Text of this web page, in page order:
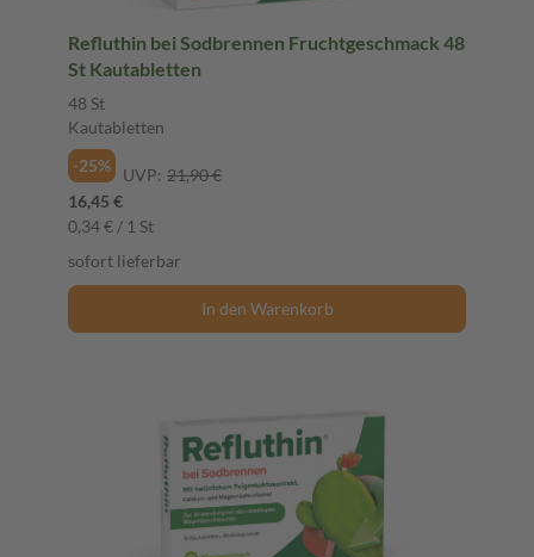
Refluthin bei Sodbrennen Fruchtgeschmack 48
St Kautabletten
48 St
Kautabletten
-25%
UVP: 21,90 €
16,45 €
0,34 € / 1 St
sofort lieferbar
In den Warenkorb